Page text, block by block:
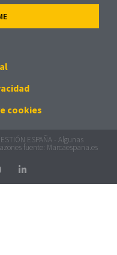
cookies
ESPAÑA - Algunas
fuente: Marcaespana.es